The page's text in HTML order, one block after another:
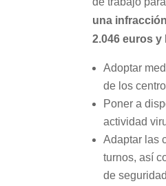
una
2.046 euros y
Adoptar
de los
Poner a
actividad
Adaptar las
turnos, así
de